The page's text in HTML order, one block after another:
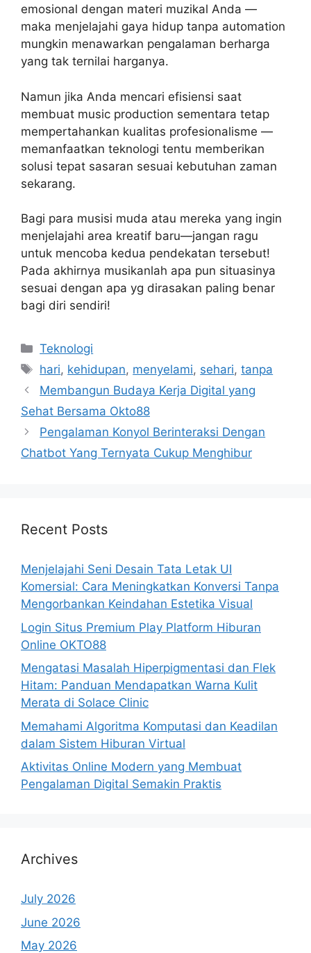
emosional dengan materi muzikal Anda —
maka menjelajahi gaya hidup tanpa automation
mungkin menawarkan pengalaman berharga
yang tak ternilai harganya.
Namun jika Anda mencari efisiensi saat
membuat music production sementara tetap
mempertahankan kualitas profesionalisme —
memanfaatkan teknologi tentu memberikan
solusi tepat sasaran sesuai kebutuhan zaman
sekarang.
Bagi para musisi muda atau mereka yang ingin
menjelajahi area kreatif baru—jangan ragu
untuk mencoba kedua pendekatan tersebut!
Pada akhirnya musikanlah apa pun situasinya
sesuai dengan apa yg dirasakan paling benar
bagi diri sendiri!
Categories
Teknologi
Tags
hari, kehidupan, menyelami, sehari,tanpa
Membangun Budaya Kerja Digital yang
Sehat Bersama Okto88
Pengalaman Konyol Berinteraksi Dengan
Chatbot Yang Ternyata Cukup Menghibur
Recent Posts
Menjelajahi Seni Desain Tata Letak UI
Komersial: Cara Meningkatkan Konversi Tanpa
Mengorbankan Keindahan Estetika Visual
Login Situs Premium Play Platform Hiburan
Online OKTO88
Mengatasi Masalah Hiperpigmentasi dan Flek
Hitam: Panduan Mendapatkan Warna Kulit
Merata di Solace Clinic
Memahami Algoritma Komputasi dan Keadilan
dalam Sistem Hiburan Virtual
Aktivitas Online Modern yang Membuat
Pengalaman Digital Semakin Praktis
Archives
July 2026
June 2026
May 2026